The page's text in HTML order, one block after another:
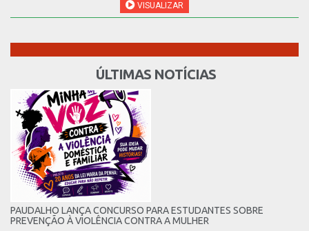
VISUALIZAR
ÚLTIMAS NOTÍCIAS
PAUDALHO LANÇA CONCURSO PARA ESTUDANTES SOBRE
PREVENÇÃO À VIOLÊNCIA CONTRA A MULHER